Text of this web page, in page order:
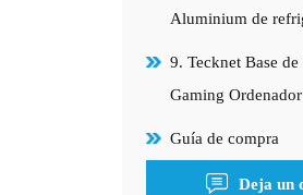
Aluminium de
9. Tecknet Base
Gaming
Guía de compra
Deja un